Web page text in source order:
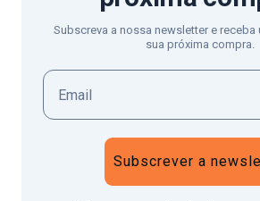
Subscreva a nossa newsletter e
sua próxima compra.
Subscrever a